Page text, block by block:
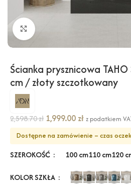
Kliknij, aby powiększyć
Ścianka prysznicowa
cm / złoty szczotkowany
2,598.70zł 1,999.00 zł z podatkiem
Dostępne na zamówienie – czas
SZEROKOŚĆ 100 cm110 cm120
KOLOR SZKŁA